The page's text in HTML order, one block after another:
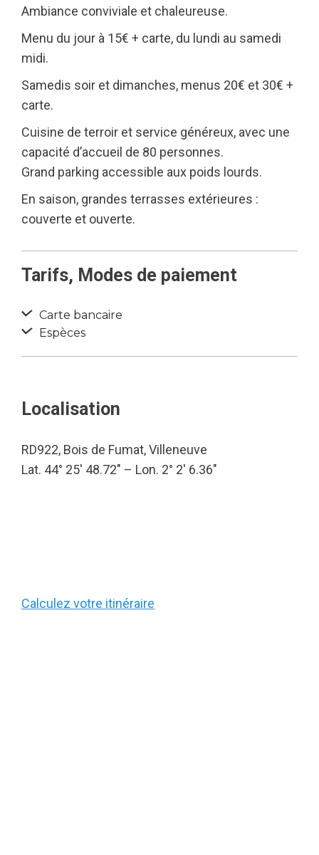
Ambiance conviviale et chaleureuse.
Menu du jour à 15€ + carte, du lundi au samedi
midi.
Samedis soir et dimanches, menus 20€ et 30€ +
carte.
Cuisine de terroir et service généreux, avec une
capacité d’accueil de 80 personnes.
Grand parking accessible aux poids lourds.
En saison, grandes terrasses extérieures :
couverte et ouverte.
Tarifs, Modes de paiement
Carte bancaire
Espèces
Localisation
RD922, Bois de Fumat, Villeneuve
Lat. 44° 25′ 48.72″ – Lon. 2° 2′ 6.36″
Calculez votre itinéraire